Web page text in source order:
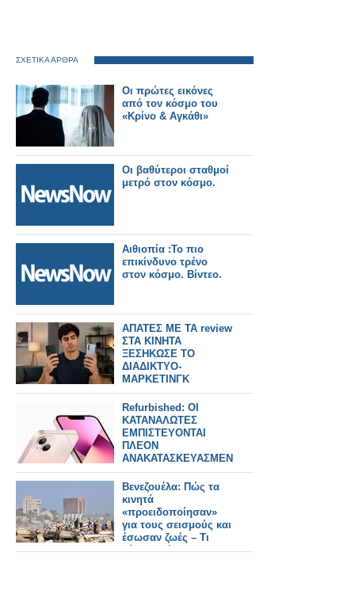
ΣΧΕΤΙΚΑ ΑΡΘΡΑ
Οι πρώτες εικόνες
από τον κόσμο του
«Κρίνο & Αγκάθι»
Οι βαθύτεροι σταθμοί
μετρό στον κόσμο.
Αιθιοπία :Το πιο
επικίνδυνο τρένο
στον κόσμο. Βίντεο.
ΑΠΑΤΕΣ ΜΕ ΤΑ review
ΣΤΑ ΚΙΝΗΤΑ
ΞΕΣΗΚΩΣΕ ΤΟ
ΔΙΑΔΙΚΤΥΟ-
ΜΑΡΚΕΤΙΝΓΚ
ΓΕΜΑΤΑ ΨΕΜΑΤΑ
Refurbished: ΟΙ
ΚΑΤΑΝΑΛΩΤΕΣ
ΕΜΠΙΣΤΕΥΟΝΤΑΙ
ΠΛΕΟΝ
ΑΝΑΚΑΤΑΣΚΕΥΑΣΜΕΝΑ
ΚΙΝΗΤΑ ΤΟ 2026
Βενεζουέλα: Πώς τα
κινητά
«προειδοποίησαν»
για τους σεισμούς και
έσωσαν ζωές – Τι
κύματα «έπιασαν»